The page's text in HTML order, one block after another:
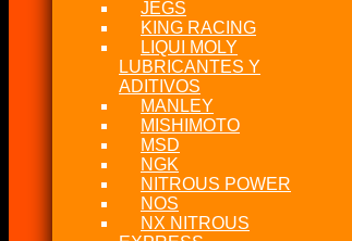
JEGS
KING RACING
LIQUI MOLY
LUBRICANTES Y
ADITIVOS
MANLEY
MISHIMOTO
MSD
NGK
NITROUS POWER
NOS
NX NITROUS